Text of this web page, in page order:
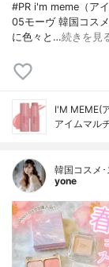
#PR i'm meme（ア
05モーヴ 韓国コス
に色々と…続きを見
I'M MEME(
アイムマル
韓国コスメ
yone